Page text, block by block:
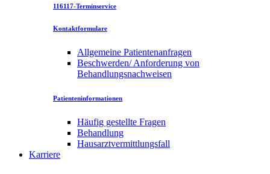
116117-Terminservice
Kontaktformulare
Allgemeine Patientenanfragen
Beschwerden/ Anforderung von
Behandlungsnachweisen
Patienteninformationen
Häufig gestellte Fragen
Behandlung
Hausarztvermittlungsfall
Karriere